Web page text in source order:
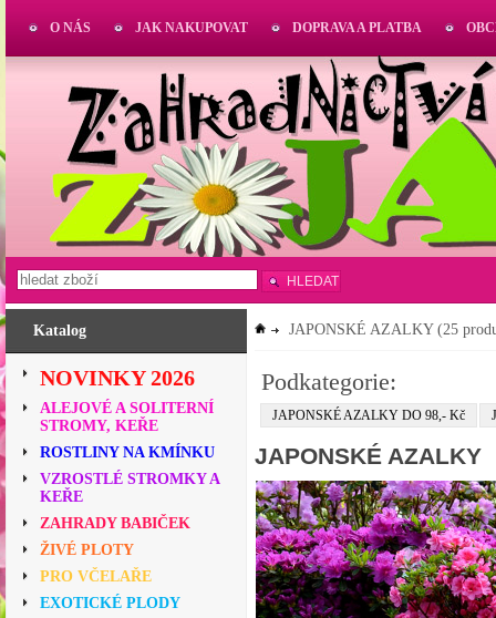
Katalog
NOVINKY 2026
ALEJOVÉ A SOLITERNÍ
STROMY, KEŘE
ROSTLINY NA KMÍNKU
VZROSTLÉ STROMKY A
KEŘE
ZAHRADY BABIČEK
ŽIVÉ PLOTY
PRO VČELAŘE
EXOTICKÉ PLODY
JAPONSKÉ AZALKY(25
Podkategorie:
JAPONSKÉ AZALKY DO 98,- Kč
JAPONSKÉ AZALKY
O NÁS JAK NAKUPOVAT DOPRAVA A PLATBA
HLEDAT